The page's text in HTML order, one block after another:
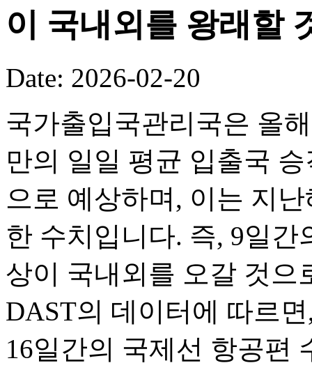
이 국내외를 왕래할
Date: 2026-02-20
국가출입국관리국은 올
만의 일일 평균 입출국
으로 예상하며, 이는 지
한 수치입니다. 즉, 9일간
상이 국내외를 오갈 것으
DAST의 데이터에 따르
16일간의 국제선 항공편